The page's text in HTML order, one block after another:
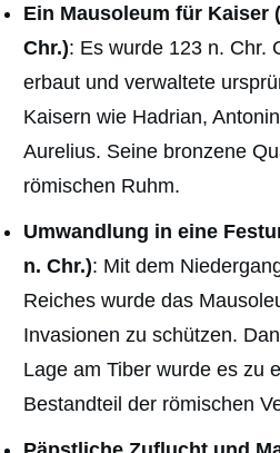
Ein Mausoleum für Kaiser
Chr.): Es wurde 123 n. Chr.
erbaut und verwaltete
Kaisern wie Hadrian,
Aurelius. Seine bronzene
römischen Ruhm.
Umwandlung in eine
n. Chr.): Mit dem
Reiches wurde das
Invasionen zu schützen.
Lage am Tiber wurde es zu
Bestandteil der römischen